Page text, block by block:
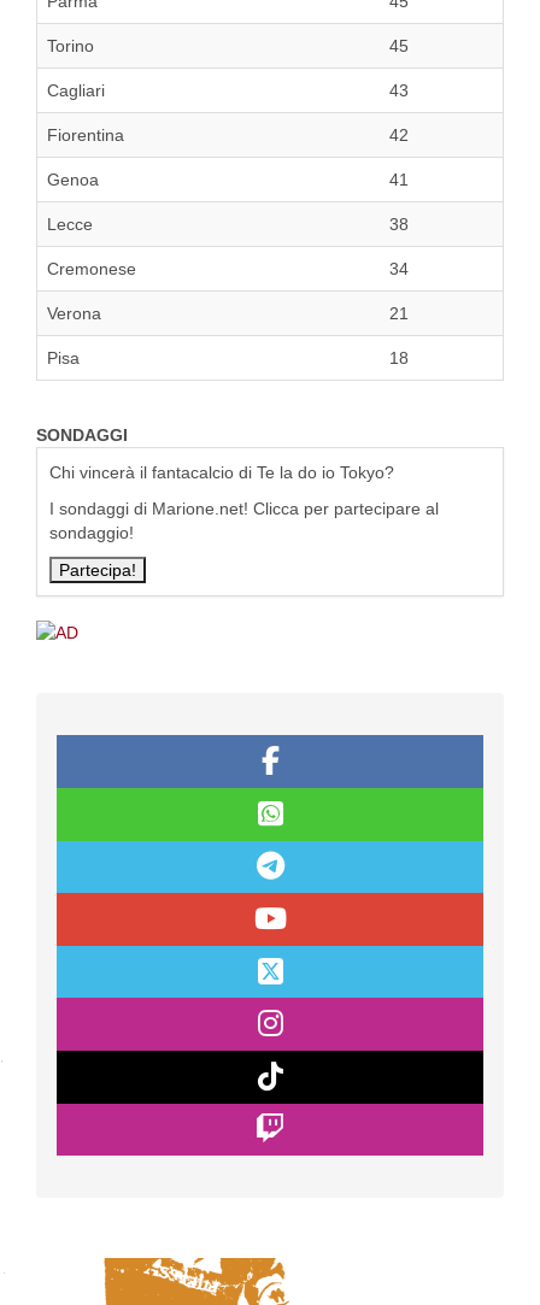
Torino 45
Cagliari 43
Fiorentina 42
Genoa 41
Lecce 38
Cremonese 34
Verona 21
Pisa 18
SONDAGGI
Chi vincerà il fantacalcio di Te la do io Tokyo?
I sondaggi di Marione.net! Clicca per partecipare al
sondaggio!